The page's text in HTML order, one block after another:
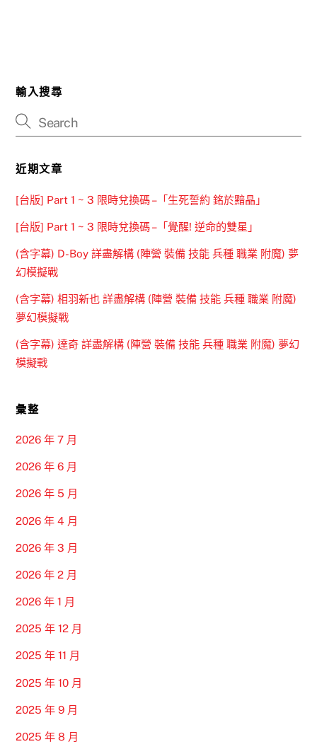
輸入搜尋
近期文章
[台版] Part 1 ~ 3 限時兌換碼 –「生死誓約 銘於黯晶」
[台版] Part 1 ~ 3 限時兌換碼 –「覺醒! 逆命的雙星」
(含字幕) D-Boy 詳盡解構 (陣營 裝備 技能 兵種 職業 附魔) 夢
幻模擬戰
(含字幕) 相羽新也 詳盡解構 (陣營 裝備 技能 兵種 職業 附魔)
夢幻模擬戰
(含字幕) 達奇 詳盡解構 (陣營 裝備 技能 兵種 職業 附魔) 夢幻
模擬戰
彙整
2026 年 7 月
2026 年 6 月
2026 年 5 月
2026 年 4 月
2026 年 3 月
2026 年 2 月
2026 年 1 月
2025 年 12 月
2025 年 11 月
2025 年 10 月
2025 年 9 月
2025 年 8 月